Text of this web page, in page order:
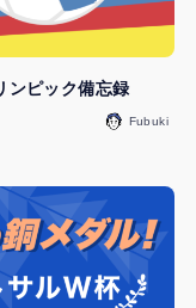
ンピック備忘録
Fubuki